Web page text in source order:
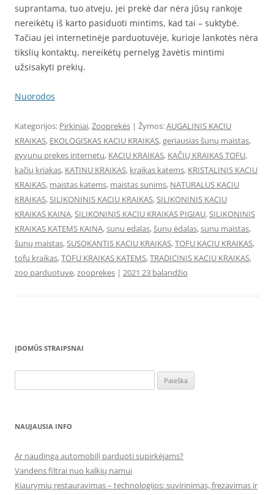
suprantama, tuo atveju, jei prekė dar nėra jūsų rankoje
nereikėtų iš karto pasiduoti mintims, kad tai – suktybė.
Tačiau jei internetinėje parduotuvėje, kurioje lankotės nėra
tikslių kontaktų, nereikėtų pernelyg žavėtis mintimi
užsisakyti prekių.
Nuorodos
Kategorijos: Pirkiniai,Zooprekės | Žymos:AUGALINIS KACIU
KRAIKAS, EKOLOGISKAS KACIU KRAIKAS,geriausias šunų maistas,
gyvunu prekes internetu, KACIU KRAIKAS, KAČIŲ KRAIKAS TOFU,
kačių kriakas, KATINU KRAIKAS, kraikas katems, KRISTALINIS KACIU
KRAIKAS, maistas katems, maistas sunims, NATURALUS KACIU
KRAIKAS,SILIKONINIS KACIU KRAIKAS,SILIKONINIS KACIU
KRAIKAS KAINA,SILIKONINIS KACIU KRAIKAS PIGIAU,SILIKONINIS
KRAIKAS KATEMS KAINA,sunu edalas,šunų ėdalas,sunu maistas,
šunų maistas,SUSOKANTIS KACIU KRAIKAS,TOFU KACIU KRAIKAS,
tofu kraikas,TOFU KRAIKAS KATEMS,TRADICINIS KACIU KRAIKAS,
zoo parduotuve,zooprekes | 2021 23 balandžio
ĮDOMŪS STRAIPSNAI
NAUJAUSIA INFO
Ar naudinga automobilį parduoti supirkėjams?
Vandens filtrai nuo kalkių namui
Kiaurymių restauravimas – technologijos: suvirinimas, frezavimas ir